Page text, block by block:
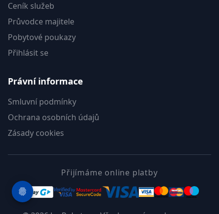
Ceník služeb
Průvodce majitele
Pobytové poukazy
Přihlásit se
Právní informace
Smluvní podmínky
Ochrana osobních údajů
Zásady cookies
Přijímáme online platby